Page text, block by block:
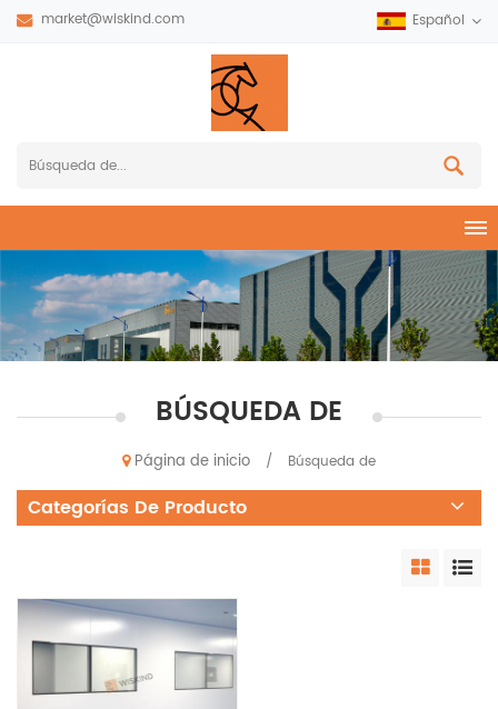
market@wiskind.com Español
BÚSQUEDA DE
Página de inicio / Búsqueda de
Categorías De Producto